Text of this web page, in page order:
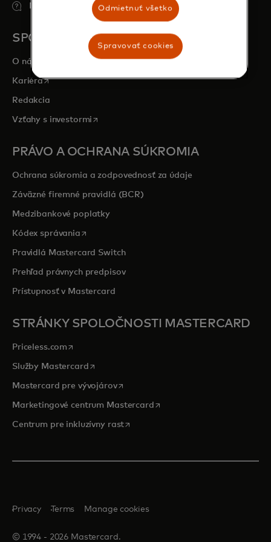
Najčastejšie otázky
SPOLOČNOSŤ
O nás
Kariéraopens in a new tab
Redakcia
Vzťahy s investormi opens in a new tab
PRÁVO A OCHRANA SÚKROMIA
Ochrana súkromia a zodpovednosť za údaje
Záväzné firemné pravidlá (BCR)
Medzibankové poplatky
Kódex správaniaopens in a new tab
Pravidlá Mastercard Switch
Prehľad právnych predpisov
Prístupnosť v Mastercard
STRÁNKY SPOLOČNOSTI MASTERCARD
Priceless.com opens in a new tab
Služby Mastercardopens in a new tab
Mastercard pre vývojárovopens in a new tab
Marketingové centrum Mastercardopens in a new tab
Centrum pre inkluzívny rastopens in a new tab
© 1994 ‑ 2026 Mastercard.
Privacy Terms Manage cookies
Odmietnuť všetko
Spravovať cookies